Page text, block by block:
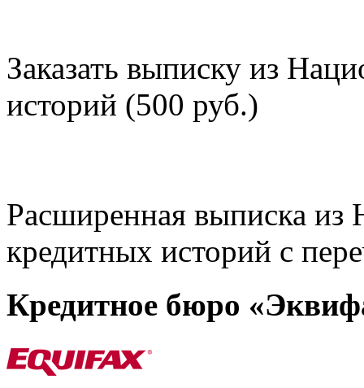
Заказать выписку из
историй (500 руб.)
Расширенная выписка из
кредитных историй с
Кредитное бюро